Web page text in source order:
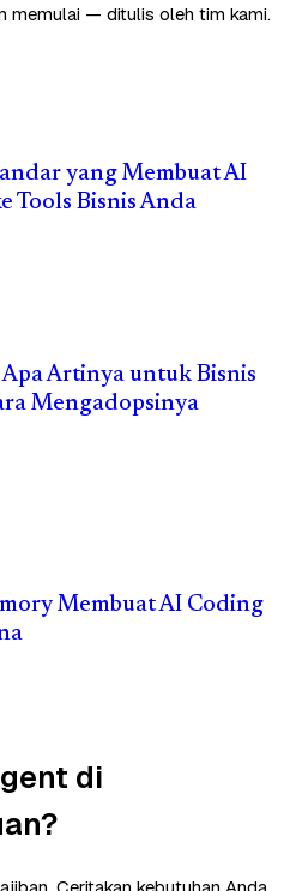
memulai — ditulis oleh tim kami.
yang Membuat AI
Tools Bisnis Anda
Artinya untuk Bisnis
Mengadopsinya
Membuat AI Coding
di